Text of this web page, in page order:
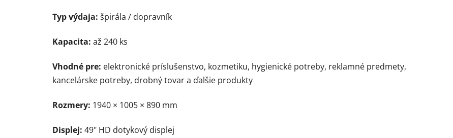
Typ výdaja: špirála / dopravník
Kapacita: až 240 ks
Vhodné pre: elektronické príslušenstvo, kozmetiku, hygienické potreby, reklamné predmety,
kancelárske potreby, drobný tovar a ďalšie produkty
Rozmery: 1940 × 1005 × 890 mm
Displej: 49" HD dotykový displej